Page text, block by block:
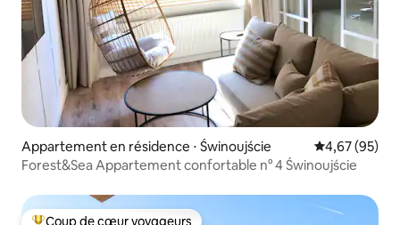
Appartement en résidence ⋅ Świnoujście Évaluation
4,67 (95)
Forest&Sea Appartement confortable n° 4 Świnoujście
Coup de cœur voyageurs